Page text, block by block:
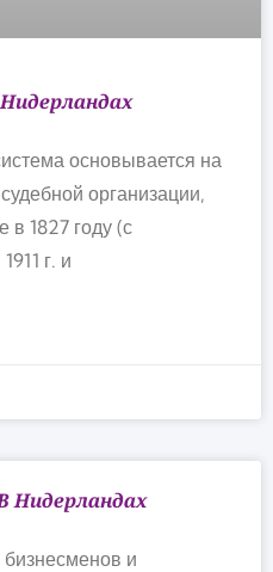
основывается на
организации,
1827 году (с
г. и
Нидерландах
и